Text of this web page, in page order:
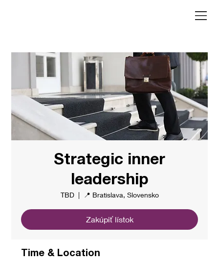
Strategic inner
leadership
TBD
  |
📍 Bratislava, Slovensko
Zakúpiť lístok
Time & Location